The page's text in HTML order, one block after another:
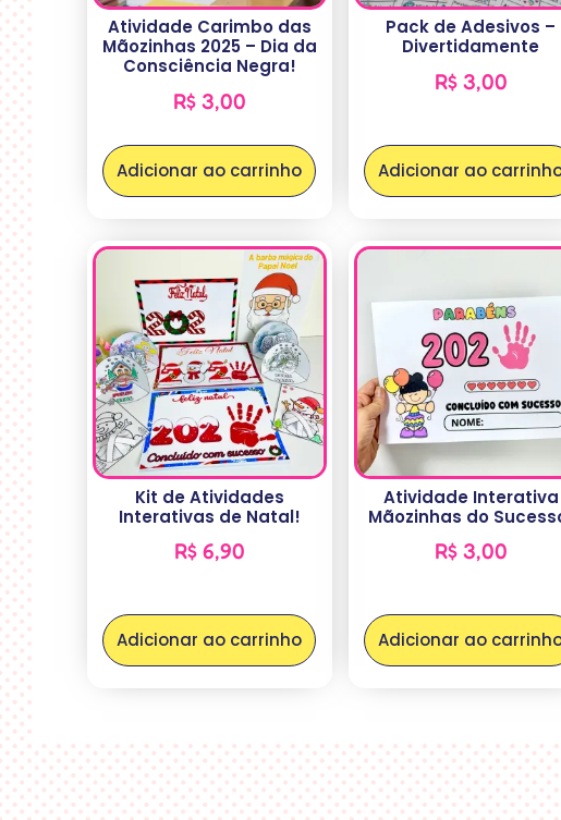
Atividade Carimbo das
Mãozinhas 2025 – Dia da
Consciência Negra!
R$3,00
Adicionar ao carrinho
Pack de Adesivos –
Divertidamente
R$3,00
Adicionar ao
Kit de Atividades
Interativas de Natal!
R$6,90
Adicionar ao carrinho
Atividade Interativa
Mãozinhas do
R$3,00
Adicionar ao